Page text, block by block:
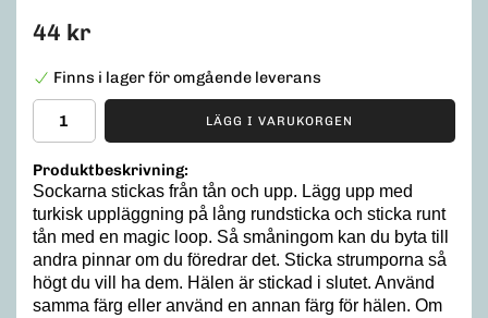
44 kr
Finns i lager för omgående leverans
LÄGG I VARUKORGEN
Produktbeskrivning:
Sockarna stickas från tån och upp. Lägg upp med
turkisk uppläggning på lång rundsticka och sticka runt
tån med en magic loop. Så småningom kan du byta till
andra pinnar om du föredrar det. Sticka strumporna så
högt du vill ha dem. Hälen är stickad i slutet. Använd
samma färg eller använd en annan färg för hälen. Om